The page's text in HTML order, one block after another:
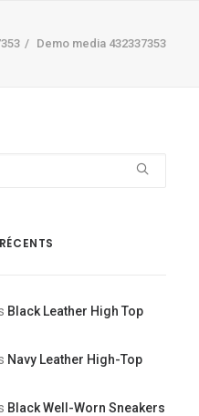
Demo media 432337353
Black Leather High Top
Navy Leather High-Top
Black Well-Worn Sneakers